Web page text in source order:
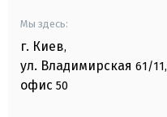
Мы здесь:
г. Киев,
ул. Владимирская 61/11,
офис 50